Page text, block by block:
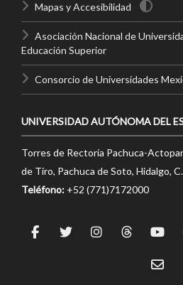
Mapas y Accesibilidad
Asociación Nacional de
Educación Superior
Consorcio de Universidades
UNIVERSIDAD AUTÓNOMA DEL
Torres de Rectoría Pachuca-
de Tiro, Pachuca de Soto, Hidalgo,
Teléfono: +52 (771)7172000